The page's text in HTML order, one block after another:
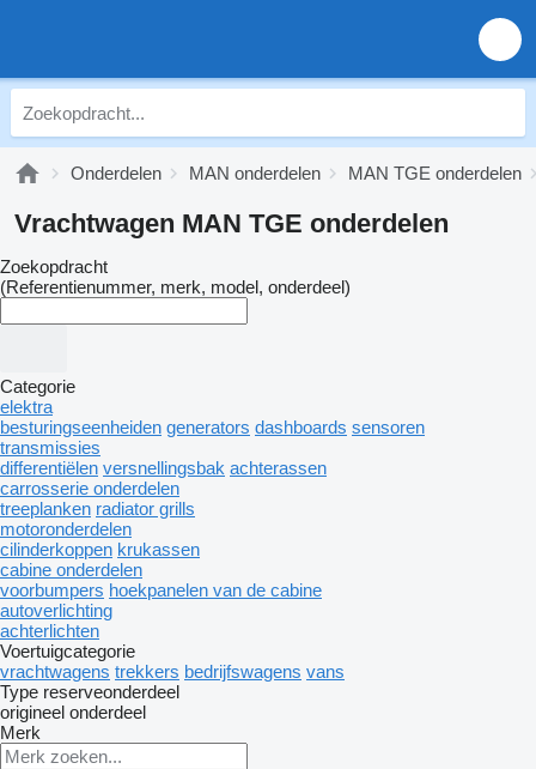
Onderdelen MAN onderdelen MAN TGE onderdelen
Vrachtwagen MAN TGE onderdelen
Zoekopdracht
(Referentienummer, merk, model, onderdeel)
Categorie
elektra
besturingseenheiden generators dashboards sensoren
transmissies
differentiëlen versnellingsbak achterassen
carrosserie onderdelen
treeplanken radiator grills
motoronderdelen
cilinderkoppen krukassen
cabine onderdelen
voorbumpers hoekpanelen van de cabine
autoverlichting
achterlichten
Voertuigcategorie
vrachtwagens trekkers bedrijfswagens vans
Type reserveonderdeel
origineel onderdeel
Merk